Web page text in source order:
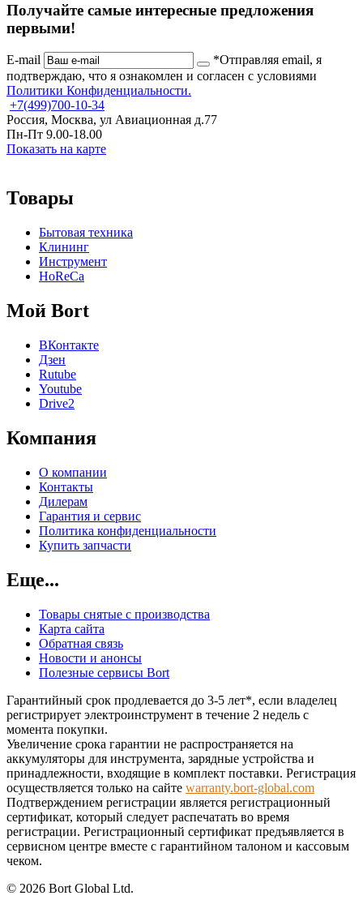
Получайте самые интересные предложения
первыми!
E-mail
*Отправляя email, я
подтверждаю, что я ознакомлен и согласен с условиями
Политики Конфиденциальности.
+7(499)700-10-34
Россия, Москва, ул Авиационная д.77
Пн-Пт 9.00-18.00
Показать на карте
Товары
Бытовая техника
Клининг
Инструмент
HoReCa
Мой Bort
ВКонтакте
Дзен
Rutube
Youtube
Drive2
Компания
О компании
Контакты
Дилерам
Гарантия и сервис
Политика конфиденциальности
Купить запчасти
Еще...
Товары снятые с производства
Карта сайта
Обратная связь
Новости и анонсы
Полезные сервисы Bort
Гарантийный срок продлевается до 3-5 лет*, если владелец
регистрирует электроинструмент в течение 2 недель с
момента покупки.
Увеличение срока гарантии не распространяется на
аккумуляторы для инструмента, зарядные устройства и
принадлежности, входящие в комплект поставки. Регистрация
осуществляется только на сайте warranty.bort-global.com
Подтверждением регистрации является регистрационный
сертификат, который следует распечатать во время
регистрации. Регистрационный сертификат предъявляется в
сервисном центре вместе с гарантийном талоном и кассовым
чеком.
© 2026 Bort Global Ltd.